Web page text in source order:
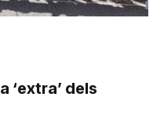
‘extra’ dels